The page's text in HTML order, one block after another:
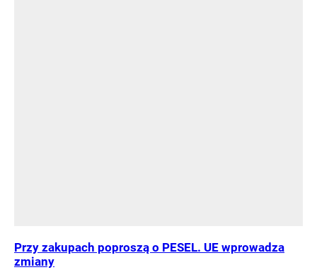
Przy zakupach poproszą o PESEL. UE wprowadza
zmiany